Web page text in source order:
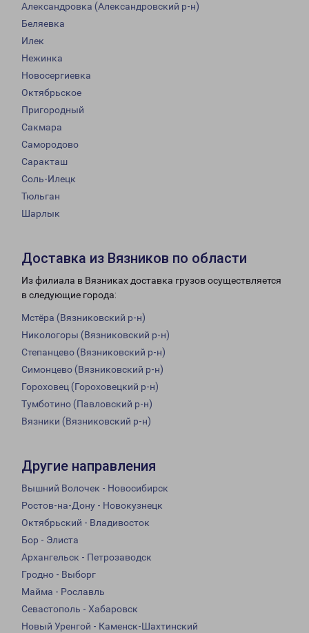
Александровка (Александровский р-н)
Беляевка
Илек
Нежинка
Новосергиевка
Октябрьское
Пригородный
Сакмара
Самородово
Саракташ
Соль-Илецк
Тюльган
Шарлык
Доставка из Вязников по области
Из филиала в Вязниках доставка грузов осуществляется
в следующие города:
Мстёра (Вязниковский р-н)
Никологоры (Вязниковский р-н)
Степанцево (Вязниковский р-н)
Симонцево (Вязниковский р-н)
Гороховец (Гороховецкий р-н)
Тумботино (Павловский р-н)
Вязники (Вязниковский р-н)
Другие направления
Вышний Волочек - Новосибирск
Ростов-на-Дону - Новокузнецк
Октябрьский - Владивосток
Бор - Элиста
Архангельск - Петрозаводск
Гродно - Выборг
Майма - Рославль
Севастополь - Хабаровск
Новый Уренгой - Каменск-Шахтинский